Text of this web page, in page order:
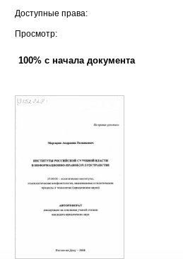
Доступные права:
Просмотр:
100% с начала документа